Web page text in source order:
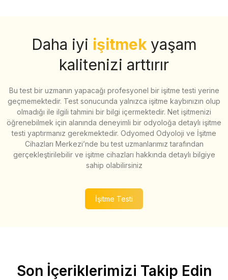
Daha iyi işitmek yaşam
kalitenizi arttırır
Bu test bir uzmanın yapacağı profesyonel bir işitme testi yerine
geçmemektedir. Test sonucunda yalnızca işitme kaybınızın olup
olmadığı ile ilgili tahmini bir bilgi içermektedir. Net işitmenizi
öğrenebilmek için alanında deneyimli bir odyoloğa detaylı işitme
testi yaptırmanız gerekmektedir. Odyomed Odyoloji ve İşitme
Cihazları Merkezi’nde bu test uzmanlarımız tarafından
gerçekleştirilebilir ve işitme cihazları hakkında detaylı bilgiye
sahip olabilirsiniz
İşitme Testi
Son İçeriklerimizi Takip Edin